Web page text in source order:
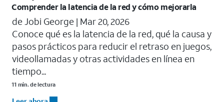
Comprender la latencia de la red y cómo mejorarla
de Jobi George | Mar 20, 2026
Conoce qué es la latencia de la red, qué la causa y
pasos prácticos para reducir el retraso en juegos,
videollamadas y otras actividades en línea en
tiempo...
11 min. de lectura